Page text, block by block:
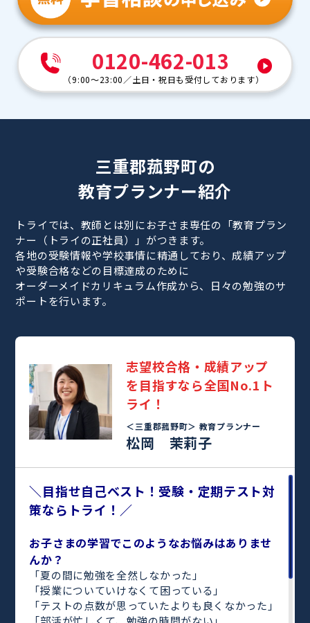
0120-462-013
（9:00～23:00 ／土日・祝日も受付しております）
三重郡菰野町の
教育プランナー紹介
トライでは、教師とは別にお子さま専任の「教育プラン
ナー（トライの正社員）」がつきます。
各地の受験情報や学校事情に精通しており、成績アップ
や受験合格などの目標達成のために
オーダーメイドカリキュラム作成から、日々の勉強のサ
ポートを行います。
志望校合格・成績アップ
を目指すなら全国No.1ト
ライ！
＜三重郡菰野町＞ 教育プランナー
松岡 茉莉子
＼目指せ自己ベスト！受験・定期テスト対
策ならトライ！／
お子さまの学習でこのようなお悩みはありませ
んか？
「夏の間に勉強を全然しなかった」
「授業についていけなくて困っている」
「テストの点数が思っていたよりも良くなかった」